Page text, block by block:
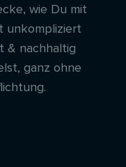
wie Du mit
unkompliziert
& nachhaltig
ganz ohne